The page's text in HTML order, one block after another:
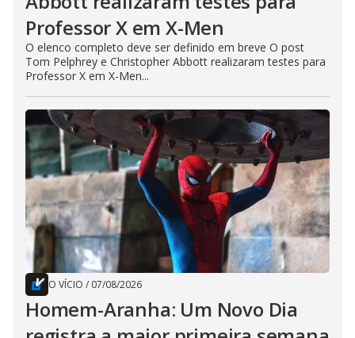
Professor X em X-Men
O elenco completo deve ser definido em breve O post
Tom Pelphrey e Christopher Abbott realizaram testes para
Professor X em X-Men...
O VÍCIO / 07/08/2026
Homem-Aranha: Um Novo Dia